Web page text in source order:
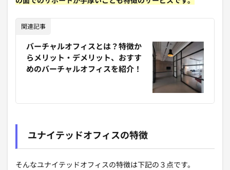
関連記事
バーチャルオフィスとは？特徴か
らメリット・デメリット、おすす
めのバーチャルオフィスを紹介！
ユナイテッドオフィスの特徴
そんなユナイテッドオフィスの特徴は下記の３点です。